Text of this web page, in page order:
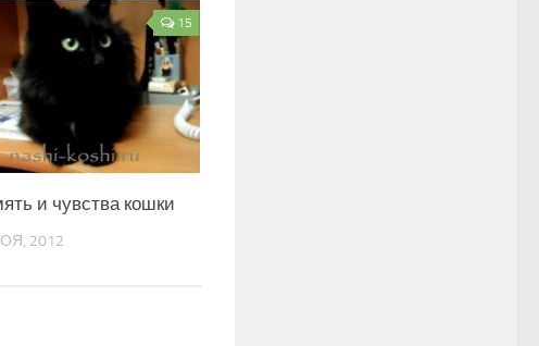
15
и чувства кошки
2012